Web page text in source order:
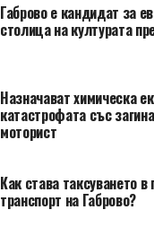
Габрово е кандидат за
столица на културата
Назначават химическа
катастрофата със
моторист
Как става таксуването в
транспорт на Габрово?